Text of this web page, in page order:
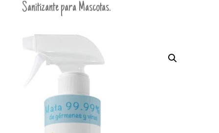
Sanitizante para Mascotas.